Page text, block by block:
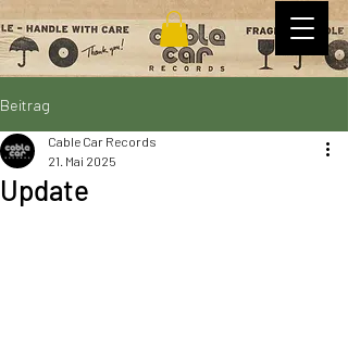
Beitrag
Update
Cable Car Records
21. Mai 2025